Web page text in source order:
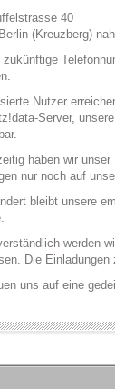
40
(Kreuzberg)
zukünftige
Nutzer
Server,
haben wir
nur noch auf
bleibt unsere
werden
Die
uns auf eine